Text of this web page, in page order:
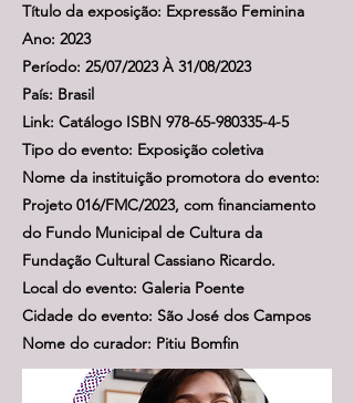
Título da exposição: Expressão Feminina
Ano: 2023
Período: 25/07/2023 À 31/08/2023
País: Brasil
Link: Catálogo ISBN 978-65-980335-4-5
Tipo do evento: Exposição coletiva
Nome da instituição promotora do evento:
Projeto 016/FMC/2023, com financiamento
do Fundo Municipal de Cultura da
Fundação Cultural Cassiano Ricardo.
Local do evento: Galeria Poente
Cidade do evento: São José dos Campos
Nome do curador: Pitiu Bomfin